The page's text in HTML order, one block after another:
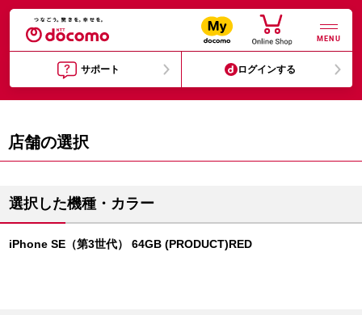
MENU
サポート ログインする
店舗の選択
選択した機種・カラー
iPhone SE（第3世代） 64GB (PRODUCT)RED